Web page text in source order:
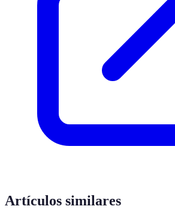
Artículos similares